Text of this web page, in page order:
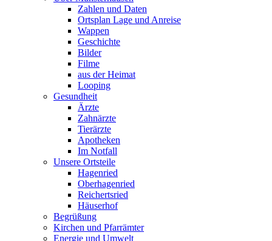
Zahlen und Daten
Ortsplan Lage und Anreise
Wappen
Geschichte
Bilder
Filme
aus der Heimat
Looping
Gesundheit
Ärzte
Zahnärzte
Tierärzte
Apotheken
Im Notfall
Unsere Ortsteile
Hagenried
Oberhagenried
Reichertsried
Häuserhof
Begrüßung
Kirchen und Pfarrämter
Energie und Umwelt